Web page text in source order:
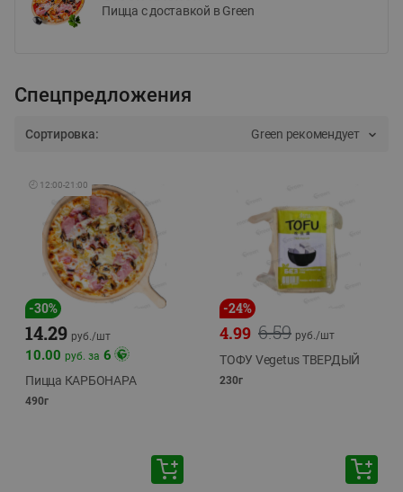
Пицца c доставкой в Green
Спецпредложения
Сортировка: Green рекомендует
🕘 12:00-21:00
-30%
14.29 руб./шт
10.00 руб. за 6
Пицца КАРБОНАРА
490г
-24%
6.59
4.99 руб./шт
ТОФУ Vegetus ТВЕРДЫЙ
230г